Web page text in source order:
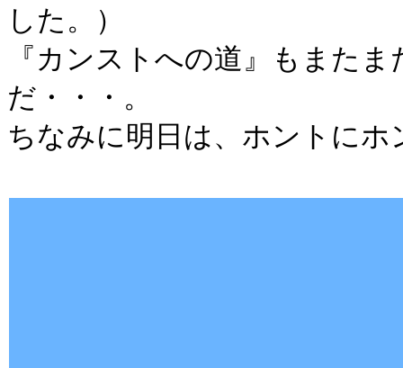
した。）
『カンストへの道』もまた
だ・・・。
ちなみに明日は、ホントに